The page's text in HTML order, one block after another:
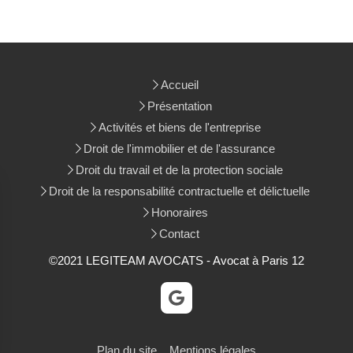
Accueil
Présentation
Activités et biens de l'entreprise
Droit de l'immobilier et de l'assurance
Droit du travail et de la protection sociale
Droit de la responsabilité contractuelle et délictuelle
Honoraires
Contact
©2021 LEGITEAM AVOCATS - Avocat à Paris 12
Plan du site Mentions légales